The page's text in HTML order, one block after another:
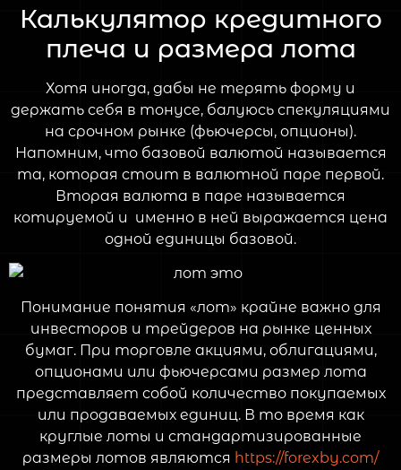
Калькулятор кредитного
плеча и размера лота
Хотя иногда, дабы не терять форму и
держать себя в тонусе, балуюсь спекуляциями
на срочном рынке (фьючерсы, опционы).
Напомним, что базовой валютой называется
та, которая стоит в валютной паре первой.
Вторая валюта в паре называется
котируемой и именно в ней выражается цена
одной единицы базовой.
Понимание понятия «лот» крайне важно для
инвесторов и трейдеров на рынке ценных
бумаг. При торговле акциями, облигациями,
опционами или фьючерсами размер лота
представляет собой количество покупаемых
или продаваемых единиц. В то время как
круглые лоты и стандартизированные
размеры лотов являются https://forexby.com/